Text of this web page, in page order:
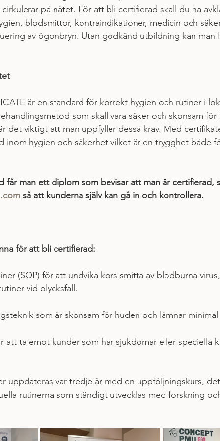
på nätet. För att bli certifierad skall du ha
blodsmittor, kontraindikationer, medicin och
av ögonbryn. Utan godkänd utbildning kan man
är en standard för korrekt hygien och rutiner i
som skall vara säker och skonsam
det viktigt att man uppfyller dessa krav. Med
inom hygien och säkerhet vilket är en trygghet både
får man ett diplom som bevisar att man är certifierad,
så att kunderna själv kan gå in och kontrollera.
för att bli certifierad:
(SOP) för att undvika kors smitta av blodburna
vid olycksfall.
som är skonsam för huden och lämnar
att ta emot kunder som har sjukdomar eller speciella
uppdateras var tredje år med en uppföljningskurs,
rutinerna som ständigt utvecklas med forskning